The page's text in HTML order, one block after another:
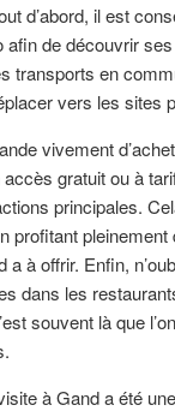
d’abord, il est
afin de découvrir
transports en
vers les sites
vivement
accès gratuit ou à
principales.
profitant
a à offrir. Enfin,
dans les
souvent là que
à Gand a été